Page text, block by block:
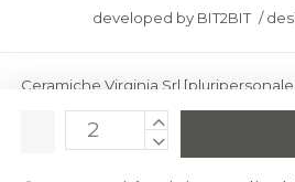
developed by BIT2BIT /
Ceramiche Virginia Srl
euro i.v.] - Via Virginio 378 – 50025